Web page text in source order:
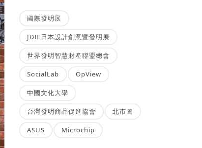
國際發明展
JDIE日本設計創意暨發明展
世界發明智慧財產聯盟總會
SocialLab OpView
中國文化大學
台灣發明商品促進協會 北市圖
ASUS Microchip